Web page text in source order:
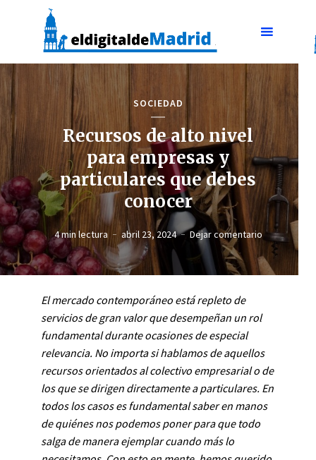
SOCIEDAD
Recursos de alto nivel
para empresas y
particulares que debes
conocer
4 min lectura abril 23, 2024 Dejar comentario
El mercado contemporáneo está repleto de
servicios de gran valor que desempeñan un rol
fundamental durante ocasiones de especial
relevancia. No importa si hablamos de aquellos
recursos orientados al colectivo empresarial o de
los que se dirigen directamente a particulares. En
todos los casos es fundamental saber en manos
de quiénes nos podemos poner para que todo
salga de manera ejemplar cuando más lo